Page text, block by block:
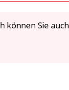
können Sie auch